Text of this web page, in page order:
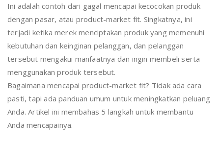
Ini adalah contoh dari gagal mencapai kecocokan produk
dengan pasar, atau product-market fit. Singkatnya, ini
terjadi ketika merek menciptakan produk yang memenuhi
kebutuhan dan keinginan pelanggan, dan pelanggan
tersebut mengakui manfaatnya dan ingin membeli serta
menggunakan produk tersebut.
Bagaimana mencapai product-market fit? Tidak ada cara
pasti, tapi ada panduan umum untuk meningkatkan peluang
Anda. Artikel ini membahas 5 langkah untuk membantu
Anda mencapainya.